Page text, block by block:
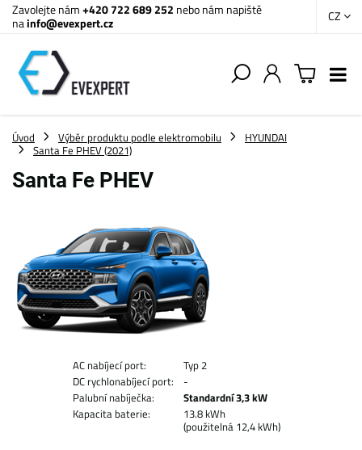
Zavolejte nám+420 722 689 252 nebo nám napiště
nainfo@evexpert.cz CZ
Úvod Výběr produktu podle elektromobilu
HYUNDAI
Santa Fe PHEV (2021)
Santa Fe PHEV
AC nabíjecí port:
Typ 2
DC rychlonabíjecí port:
-
Palubní nabíječka:
Standardní 3,3 kW
Kapacita baterie:
13.8 kWh
(použitelná 12,4 kWh)